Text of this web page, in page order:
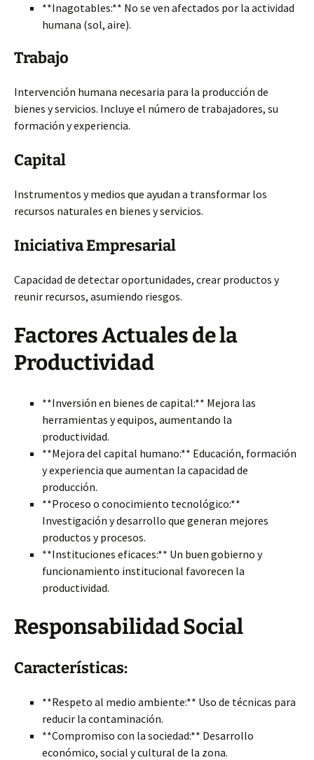
**Inagotables:** No se ven afectados por la actividad
humana (sol, aire).
Trabajo
Intervención humana necesaria para la producción de
bienes y servicios. Incluye el número de trabajadores, su
formación y experiencia.
Capital
Instrumentos y medios que ayudan a transformar los
recursos naturales en bienes y servicios.
Iniciativa Empresarial
Capacidad de detectar oportunidades, crear productos y
reunir recursos, asumiendo riesgos.
Factores Actuales de la
Productividad
**Inversión en bienes de capital:** Mejora las
herramientas y equipos, aumentando la
productividad.
**Mejora del capital humano:** Educación, formación
y experiencia que aumentan la capacidad de
producción.
**Proceso o conocimiento tecnológico:**
Investigación y desarrollo que generan mejores
productos y procesos.
**Instituciones eficaces:** Un buen gobierno y
funcionamiento institucional favorecen la
productividad.
Responsabilidad Social
Características:
**Respeto al medio ambiente:** Uso de técnicas para
reducir la contaminación.
**Compromiso con la sociedad:** Desarrollo
económico, social y cultural de la zona.